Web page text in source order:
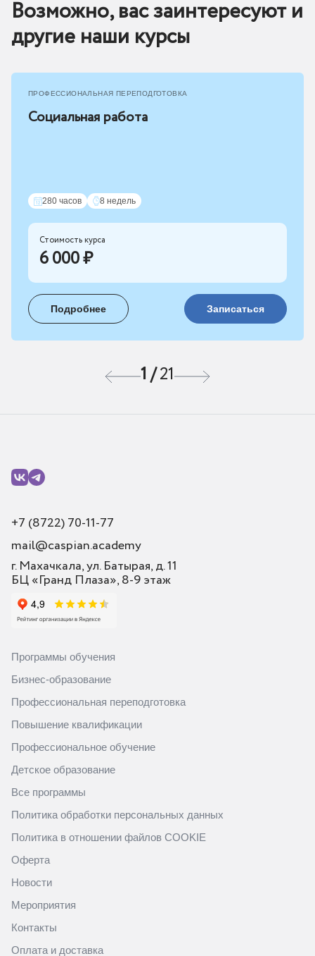
Возможно, вас заинтересуют и
другие наши курсы
1 /21
ПРОФЕССИОНАЛЬНАЯ ПЕРЕПОДГОТОВКА
Социальная работа
280 часов 8 недель
Стоимость курса
6 000 ₽
Подробнее Записаться
+7 (8722) 70-11-77
mail@caspian.academy
г. Махачкала, ул. Батырая, д. 11
БЦ «Гранд Плаза», 8-9 этаж
Программы обучения
Бизнес-образование
Профессиональная переподготовка
Повышение квалификации
Профессиональное обучение
Детское образование
Все программы
Политика обработки персональных данных
Политика в отношении файлов COOKIE
Оферта
Новости
Мероприятия
Контакты
Оплата и доставка